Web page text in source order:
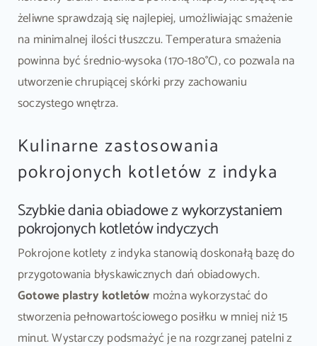
żeliwne sprawdzają się najlepiej, umożliwiając smażenie
na minimalnej ilości tłuszczu. Temperatura smażenia
powinna być średnio-wysoka (170-180°C), co pozwala na
utworzenie chrupiącej skórki przy zachowaniu
soczystego wnętrza.
Kulinarne zastosowania
pokrojonych kotletów z indyka
Szybkie dania obiadowe z wykorzystaniem
pokrojonych kotletów indyczych
Pokrojone kotlety z indyka stanowią doskonałą bazę do
przygotowania błyskawicznych dań obiadowych.
Gotowe plastry kotletów można wykorzystać do
stworzenia pełnowartościowego posiłku w mniej niż 15
minut. Wystarczy podsmażyć je na rozgrzanej patelni z